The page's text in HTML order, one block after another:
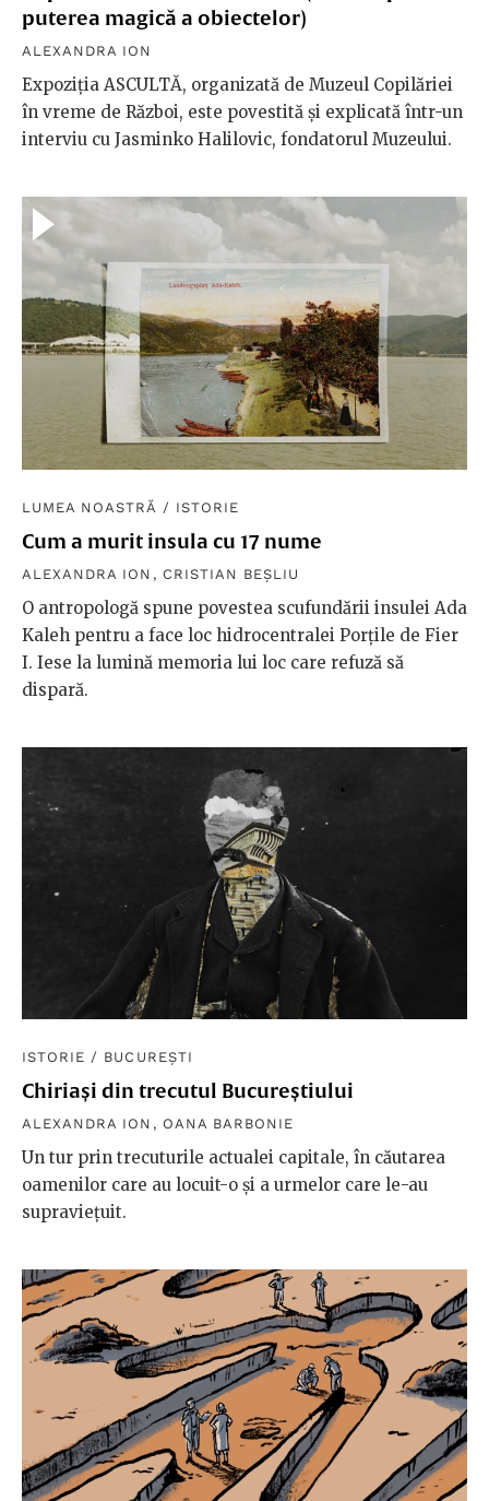
puterea magică a obiectelor)
ALEXANDRA ION
Expoziția ASCULTĂ, organizată de Muzeul Copilăriei
în vreme de Război, este povestită și explicată într-un
interviu cu Jasminko Halilovic, fondatorul Muzeului.
LUMEA NOASTRĂ / ISTORIE
Cum a murit insula cu 17 nume
ALEXANDRA ION , CRISTIAN BEȘLIU
O antropologă spune povestea scufundării insulei Ada
Kaleh pentru a face loc hidrocentralei Porțile de Fier
I. Iese la lumină memoria lui loc care refuză să
dispară.
ISTORIE / BUCUREȘTI
Chiriași din trecutul Bucureștiului
ALEXANDRA ION , OANA BARBONIE
Un tur prin trecuturile actualei capitale, în căutarea
oamenilor care au locuit-o și a urmelor care le-au
supraviețuit.